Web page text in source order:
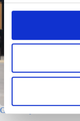
e
e
Gewerbepark – Asten